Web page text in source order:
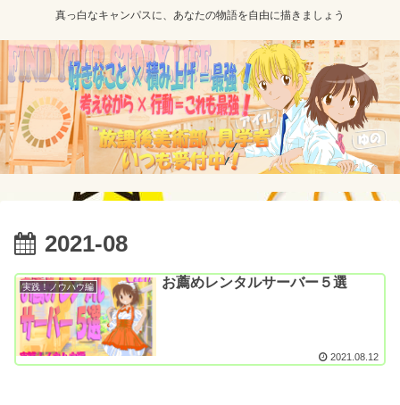
真っ白なキャンパスに、あなたの物語を自由に描きましょう
2021-08
実践！ノウハウ編 お薦めレンタルサーバー５選
2021.08.12